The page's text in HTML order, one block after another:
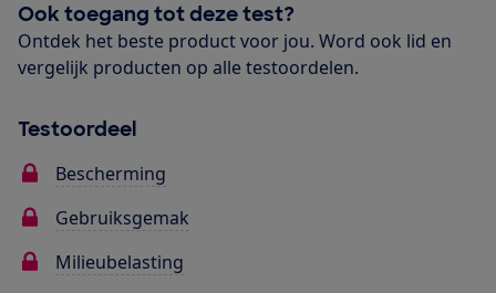
Ook toegang tot deze test?
Ontdek het beste product voor jou. Word ook lid en
vergelijk producten op alle testoordelen.
Testoordeel
Bescherming
Gebruiksgemak
Milieubelasting